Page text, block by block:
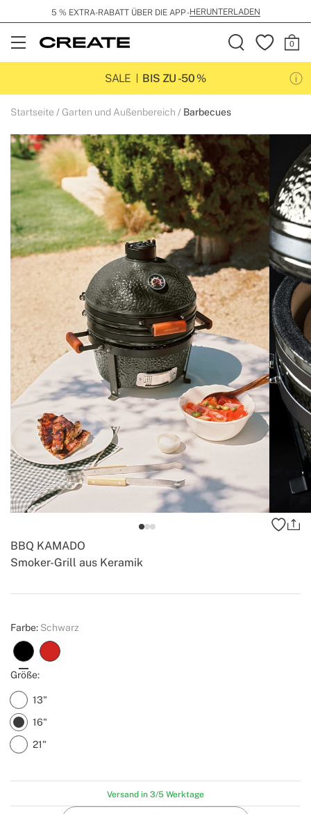
5 % EXTRA-RABATT ÜBER DIE APP -HERUNTERLADEN
Open
Menu
SALE
BIS ZU -50 %
Startseite Garten und Außenbereich Barbecues
Smoker-Grill aus Keramik
BBQ KAMADO
Create
Farbe: Schwarz
Größe:
13"
16"
21"
Versand in 3/5 Werktage